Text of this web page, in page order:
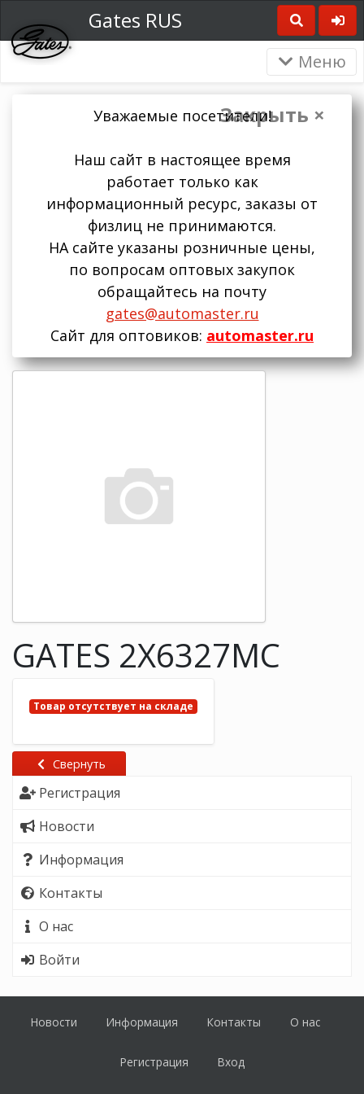
Gates RUS
Меню
Закрыть ×
Уважаемые посетители!
Наш сайт в настоящее время
работает только как
информационный ресурс, заказы от
физлиц не принимаются.
НА сайте указаны розничные цены,
по вопросам оптовых закупок
обращайтесь на почту
gates@automaster.ru
Сайт для оптовиков: automaster.ru
Свернуть
Регистрация
Новости
Информация
Контакты
О нас
Войти
GATES 2X6327MC
Товар отсутствует на складе
Новости Информация Контакты О нас
Регистрация Вход